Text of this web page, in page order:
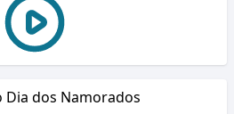
Dia dos Namorados